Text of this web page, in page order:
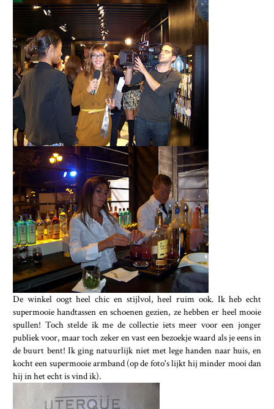
De winkel oogt heel chic en stijlvol, heel ruim ook. Ik heb echt
supermooie handtassen en schoenen gezien, ze hebben er heel mooie
spullen! Toch stelde ik me de collectie iets meer voor een jonger
publiek voor, maar toch zeker en vast een bezoekje waard als je eens in
de buurt bent! Ik ging natuurlijk niet met lege handen naar huis, en
kocht een supermooie armband (op de foto's lijkt hij minder mooi dan
hij in het echt is vind ik).